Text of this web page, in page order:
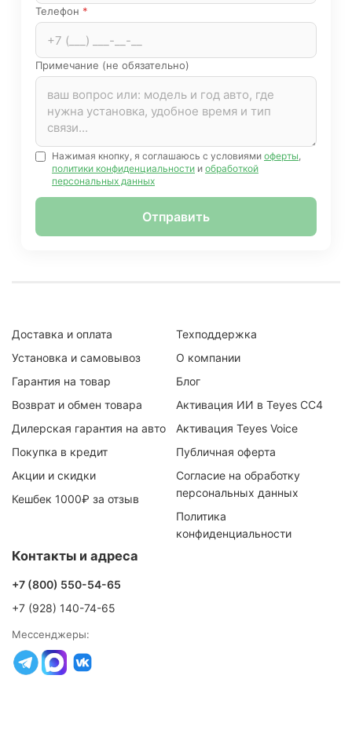
Телефон *
Примечание (не обязательно)
Нажимая кнопку, я соглашаюсь с условиями оферты,
политики конфиденциальности и обработкой
персональных данных
Отправить
Доставка и оплата
Установка и самовывоз
Гарантия на товар
Возврат и обмен товара
Дилерская гарантия на авто
Покупка в кредит
Акции и скидки
Кешбек 1000₽ за отзыв
Техподдержка
О компании
Блог
Активация ИИ в Teyes CC4
Активация Teyes Voice
Публичная оферта
Согласие на обработку
персональных данных
Политика
конфиденциальности
Контакты и адреса
+7 (800) 550-54-65
+7 (928) 140-74-65
Мессенджеры: